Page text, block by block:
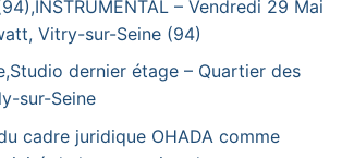
– Vendredi 29 Mai
Vitry-sur-Seine (94)
dernier étage – Quartier des
sur-Seine
cadre juridique OHADA comme